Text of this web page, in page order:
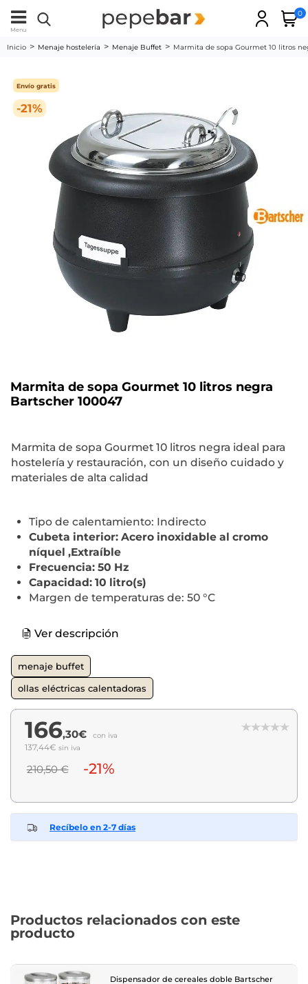
Menu
0
Inicio Menaje hostelería Menaje Buffet Marmita de sopa Gourmet 10 litros
-21%
Envío gratis
Marmita de sopa Gourmet 10 litros negra
Bartscher 100047
Marmita de sopa Gourmet 10 litros negra ideal para
hostelería y restauración, con un diseño cuidado y
materiales de alta calidad
Tipo de calentamiento: Indirecto
Cubeta interior: Acero inoxidable al cromo
níquel ,Extraíble
Frecuencia: 50 Hz
Capacidad: 10 litro(s)
Margen de temperaturas de: 50 °C
Ver descripción
menaje buffet
ollas eléctricas calentadoras
166,30€ con iva
137,44€ sin iva
210,50 € -21%
Recíbelo en 2-7 días
Productos relacionados con este
producto
Dispensador de cereales doble Bartscher